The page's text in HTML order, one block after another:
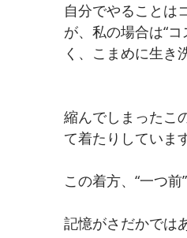
自分でやることは
が、私の場合は“
く、こまめに生き
縮んでしまったこ
て着たりしています
この着方、“一つ前
記憶がさだかでは